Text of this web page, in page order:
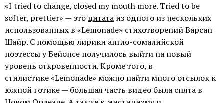
«I tried to change, closed my mouth more. Tried to be
softer, prettier» — это цитата из одного из нескольких
использованных в «Lemonade» стихотворений Варсан
Шайр. С помощью лирики англо-сомалийской
поэтессы у Бейонсе получилось выйти на новый
уровень откровенности. Кроме того, в
стилистике «Lemonade» можно найти много отсылок к
южной готике — большая часть видео была снята в